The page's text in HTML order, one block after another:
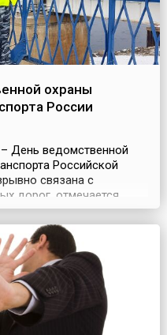
охраны
России
День ведомственной
Российской
связана с
дорог, отмечается
день в 1921 году по
вышел декрет ВЦИКа и
охраны
а равно сооружений на